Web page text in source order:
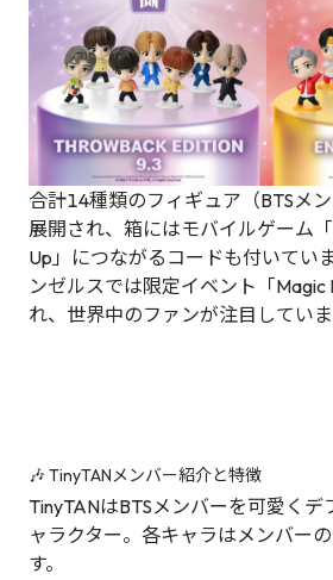
合計14種類のフィギュア（BTSメ
展開され、箱にはモバイルゲーム
Up」につながるコードも付いてい
ンゼルスでは限定イベント「Magic
れ、世界中のファンが注目していま
🎶 TinyTANメンバー紹介と特徴
TinyTANはBTSメンバーを可愛く
ャラクター。各キャラはメンバー
す。